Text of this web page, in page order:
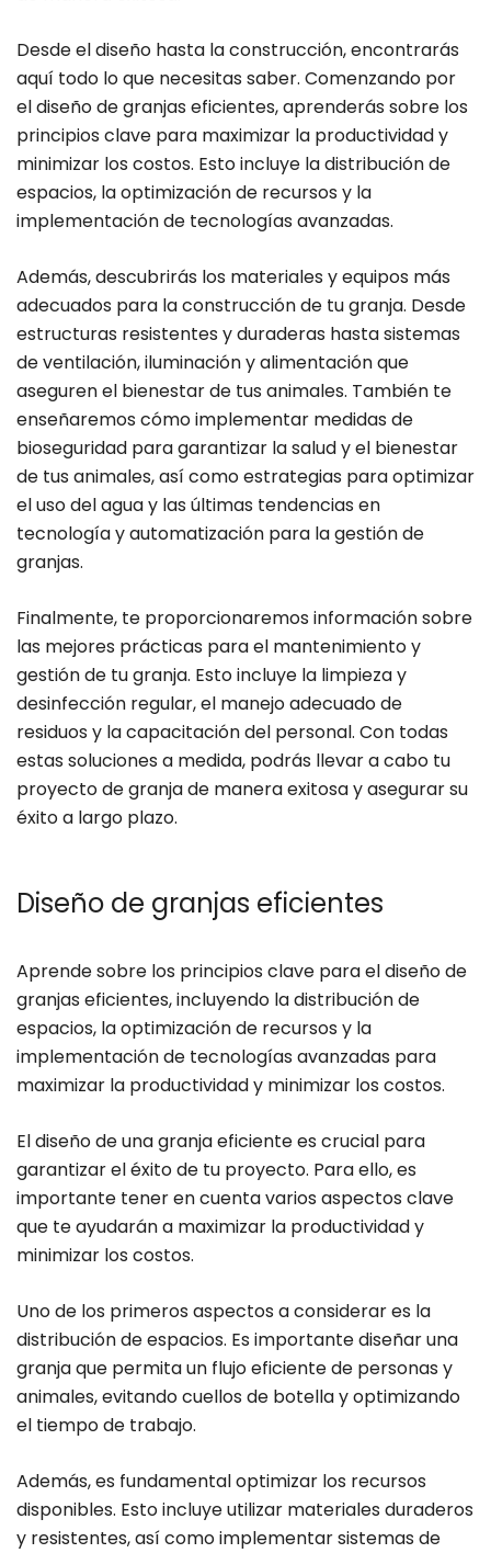
Desde el diseño hasta la construcción, encontrarás
aquí todo lo que necesitas saber. Comenzando por
el diseño de granjas eficientes, aprenderás sobre los
principios clave para maximizar la productividad y
minimizar los costos. Esto incluye la distribución de
espacios, la optimización de recursos y la
implementación de tecnologías avanzadas.
Además, descubrirás los materiales y equipos más
adecuados para la construcción de tu granja. Desde
estructuras resistentes y duraderas hasta sistemas
de ventilación, iluminación y alimentación que
aseguren el bienestar de tus animales. También te
enseñaremos cómo implementar medidas de
bioseguridad para garantizar la salud y el bienestar
de tus animales, así como estrategias para optimizar
el uso del agua y las últimas tendencias en
tecnología y automatización para la gestión de
granjas.
Finalmente, te proporcionaremos información sobre
las mejores prácticas para el mantenimiento y
gestión de tu granja. Esto incluye la limpieza y
desinfección regular, el manejo adecuado de
residuos y la capacitación del personal. Con todas
estas soluciones a medida, podrás llevar a cabo tu
proyecto de granja de manera exitosa y asegurar su
éxito a largo plazo.
Diseño de granjas eficientes
Aprende sobre los principios clave para el diseño de
granjas eficientes, incluyendo la distribución de
espacios, la optimización de recursos y la
implementación de tecnologías avanzadas para
maximizar la productividad y minimizar los costos.
El diseño de una granja eficiente es crucial para
garantizar el éxito de tu proyecto. Para ello, es
importante tener en cuenta varios aspectos clave
que te ayudarán a maximizar la productividad y
minimizar los costos.
Uno de los primeros aspectos a considerar es la
distribución de espacios. Es importante diseñar una
granja que permita un flujo eficiente de personas y
animales, evitando cuellos de botella y optimizando
el tiempo de trabajo.
Además, es fundamental optimizar los recursos
disponibles. Esto incluye utilizar materiales duraderos
y resistentes, así como implementar sistemas de